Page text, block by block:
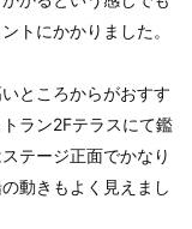
トにかかりました。
ところからがおすす
ラン2Fテラスにて鑑
テージ正面でかなり
動きもよく見えまし